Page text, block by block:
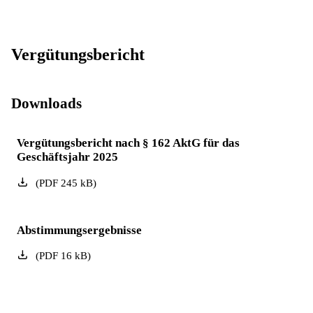
Vergütungsbericht
Downloads
Vergütungsbericht nach § 162 AktG für das
Geschäftsjahr 2025
(PDF245 kB)
Abstimmungsergebnisse
(PDF16 kB)